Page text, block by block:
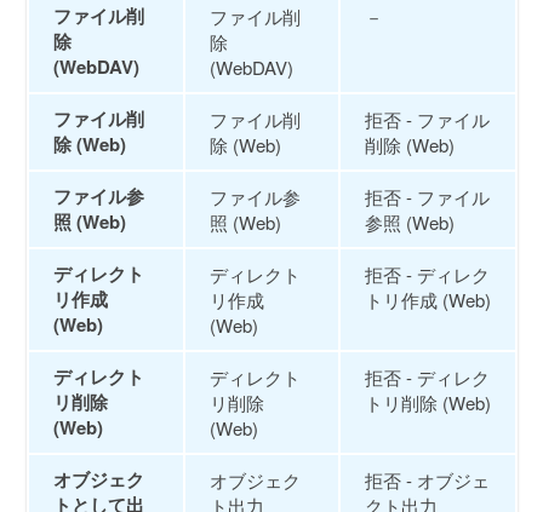
ファイル削
除
(WebDAV)
ファイル削
除
(WebDAV)
－
ファイル削
除 (Web)
ファイル削
除 (Web)
拒否 - ファイル
削除 (Web)
ファイル参
照 (Web)
ファイル参
照 (Web)
拒否 - ファイル
参照 (Web)
ディレクト
リ作成
(Web)
ディレクト
リ作成
(Web)
拒否 - ディレク
トリ作成 (Web)
ディレクト
リ削除
(Web)
ディレクト
リ削除
(Web)
拒否 - ディレク
トリ削除 (Web)
オブジェク
トとして出
オブジェク
ト出力
拒否 - オブジェ
クト出力